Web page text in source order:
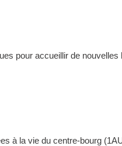
pour accueillir de nouvelles
à la vie du centre-bourg